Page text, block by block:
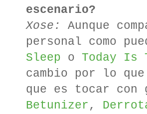
escenario?
Xose:
Aunque
personal como
Sleep o Today Is
cambio por lo
que es tocar con
Betunizer ,